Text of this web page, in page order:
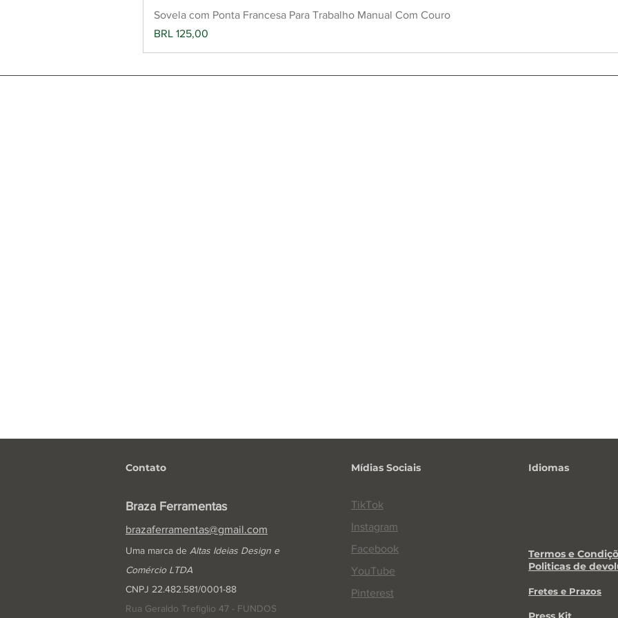
Vista rápida
Sovela com Ponta Francesa Para Trabalho Manual Com Couro
Precio
BRL 125,00
Contato
Braza Ferramentas
brazaferramentas@gmail.com
Uma marca de Altas Ideias Design e
Comércio LTDA
CNPJ 22.482.581/0001-88
Rua Geraldo Trefiglio 47 - FUNDOS
Mídias Sociais
TikTok
Instagram
Facebook
YouTube
Pinterest
Idiomas
Termos e
Politicas de
Fretes e Prazos